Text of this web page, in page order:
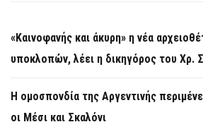
«Καινοφανής και άκυρη» η νέα
υποκλοπών, λέει η δικηγόρος του Χρ.
Η ομοσπονδία της Αργεντινής
οι Μέσι και Σκαλόνι